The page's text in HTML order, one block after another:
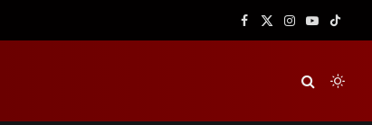
Facebook
X
Instagram
YouTube
TikTok